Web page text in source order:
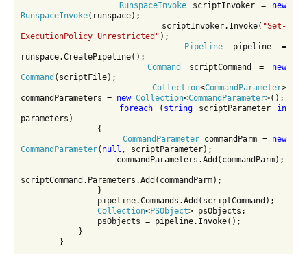
RunspaceInvoke scriptInvoker =
new
RunspaceInvoke(runspace);
                scriptInvoker.Invoke(
"Set-
ExecutionPolicy Unrestricted" );
Pipeline pipeline =
runspace.CreatePipeline();
Command scriptCommand =
new
Command (scriptFile);
Collection<CommandParameter>
commandParameters = new Collection<CommandParameter>();
foreach
( string scriptParameter
parameters)
CommandParameter commandParm =
new
CommandParameter( null , scriptParameter);
scriptCommand.Parameters.Add(commandParm);
Collection<PSObject> psObjects;
        }